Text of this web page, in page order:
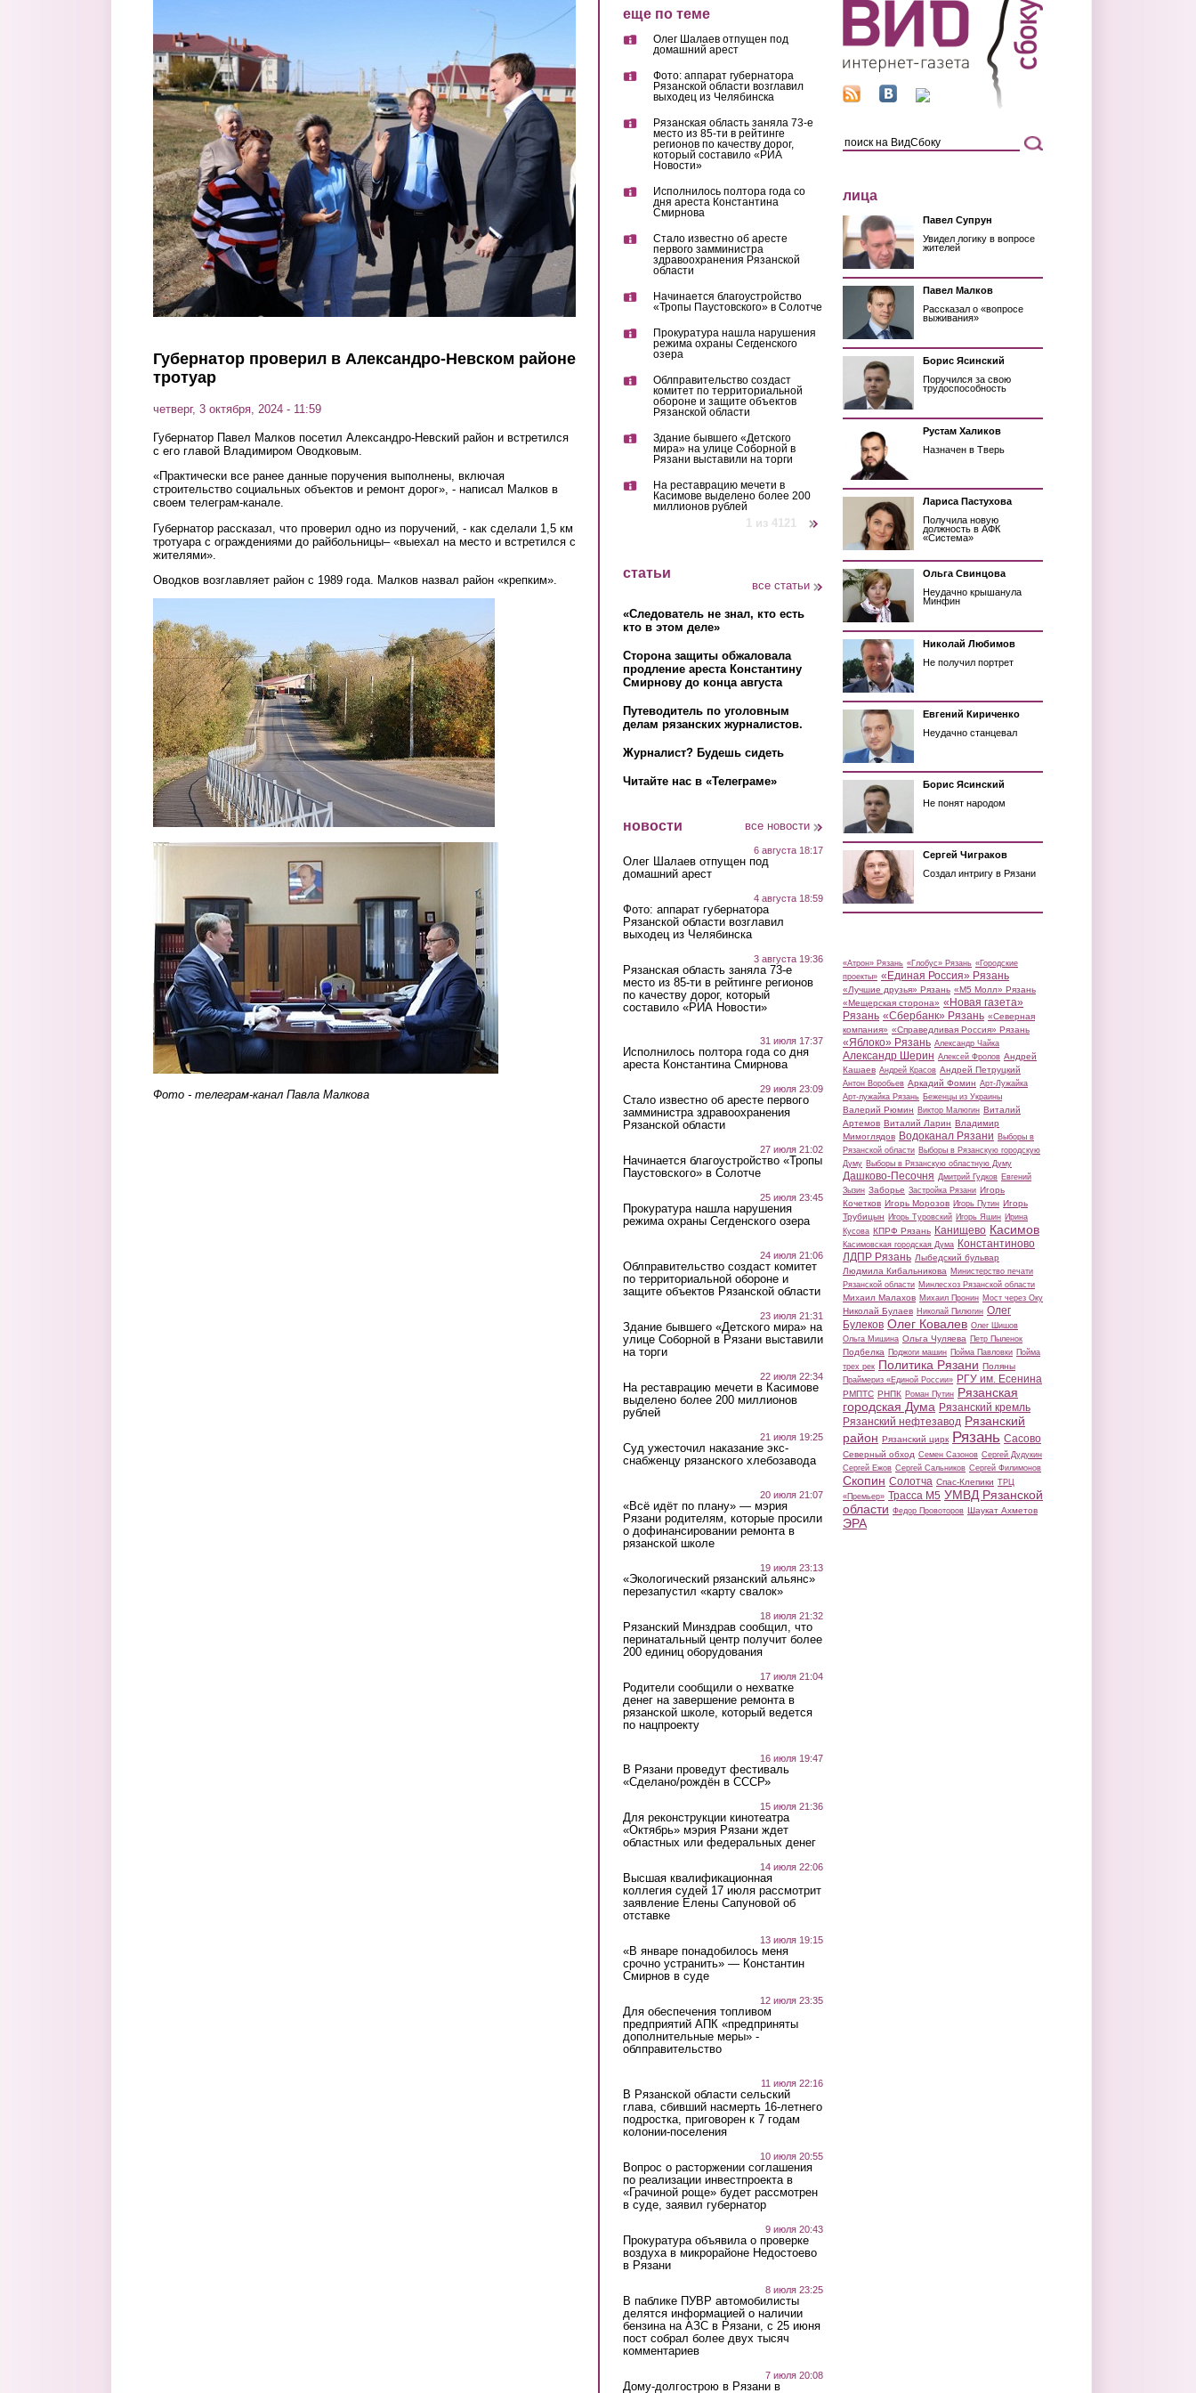
Губернатор проверил в Александро-Невском районе
тротуар
четверг, 3 октября, 2024 - 11:59
Губернатор Павел Малков посетил Александро-Невский район и встретился
с его главой Владимиром Оводковым.
«Практически все ранее данные поручения выполнены, включая
строительство социальных объектов и ремонт дорог», - написал Малков в
своем телеграм-канале.
Губернатор рассказал, что проверил одно из поручений, - как сделали 1,5 км
тротуара с ограждениями до райбольницы– «выехал на место и встретился с
жителями».
Оводков возглавляет район c 1989 года. Малков назвал район «крепким».
Фото - телеграм-канал Павла Малкова
еще по теме
Олег Шалаев отпущен под
домашний арест
Фото: аппарат губернатора
Рязанской области возглавил
выходец из Челябинска
Рязанская область заняла 73-е
место из 85-ти в рейтинге
регионов по качеству дорог,
который составило «РИА
Новости»
Исполнилось полтора года со
дня ареста Константина
Смирнова
Стало известно об аресте
первого замминистра
здравоохранения Рязанской
области
Начинается благоустройство
«Тропы Паустовского» в Солотче
Прокуратура нашла нарушения
режима охраны Сегденского
озера
Облправительство создаст
комитет по территориальной
обороне и защите объектов
Рязанской области
Здание бывшего «Детского
мира» на улице Соборной в
Рязани выставили на торги
На реставрацию мечети в
Касимове выделено более 200
миллионов рублей
1 из 4121
статьи
все статьи
«Следователь не знал, кто есть
кто в этом деле»
Сторона защиты обжаловала
продление ареста Константину
Смирнову до конца августа
Путеводитель по уголовным
делам рязанских журналистов.
Журналист? Будешь сидеть
Читайте нас в «Телеграме»
новости все новости
6 августа 18:17
Олег Шалаев отпущен под
домашний арест
4 августа 18:59
Фото: аппарат губернатора
Рязанской области возглавил
выходец из Челябинска
3 августа 19:36
Рязанская область заняла 73-е
место из 85-ти в рейтинге регионов
по качеству дорог, который
составило «РИА Новости»
31 июля 17:37
Исполнилось полтора года со дня
ареста Константина Смирнова
29 июля 23:09
Стало известно об аресте первого
замминистра здравоохранения
Рязанской области
27 июля 21:02
Начинается благоустройство «Тропы
Паустовского» в Солотче
25 июля 23:45
Прокуратура нашла нарушения
режима охраны Сегденского озера
24 июля 21:06
Облправительство создаст комитет
по территориальной обороне и
защите объектов Рязанской области
23 июля 21:31
Здание бывшего «Детского мира» на
улице Соборной в Рязани выставили
на торги
22 июля 22:34
На реставрацию мечети в Касимове
выделено более 200 миллионов
рублей
21 июля 19:25
Суд ужесточил наказание экс-
снабженцу рязанского хлебозавода
20 июля 21:07
«Всё идёт по плану» — мэрия
Рязани родителям, которые просили
о дофинансировании ремонта в
рязанской школе
19 июля 23:13
«Экологический рязанский альянс»
перезапустил «карту свалок»
18 июля 21:32
Рязанский Минздрав сообщил, что
перинатальный центр получит более
200 единиц оборудования
17 июля 21:04
Родители сообщили о нехватке
денег на завершение ремонта в
рязанской школе, который ведется
по нацпроекту
16 июля 19:47
В Рязани проведут фестиваль
«Сделано/рождён в СССР»
15 июля 21:36
Для реконструкции кинотеатра
«Октябрь» мэрия Рязани ждет
областных или федеральных денег
14 июля 22:06
Высшая квалификационная
коллегия судей 17 июля рассмотрит
заявление Елены Сапуновой об
отставке
13 июля 19:15
«В январе понадобилось меня
срочно устранить» — Константин
Смирнов в суде
12 июля 23:35
Для обеспечения топливом
предприятий АПК «предприняты
дополнительные меры» -
облправительство
11 июля 22:16
В Рязанской области сельский
глава, сбивший насмерть 16-летнего
подростка, приговорен к 7 годам
колонии-поселения
10 июля 20:55
Вопрос о расторжении соглашения
по реализации инвестпроекта в
«Грачиной роще» будет рассмотрен
в суде, заявил губернатор
9 июля 20:43
Прокуратура объявила о проверке
воздуха в микрорайоне Недостоево
в Рязани
8 июля 23:25
В паблике ПУВР автомобилисты
делятся информацией о наличии
бензина на АЗС в Рязани, с 25 июня
пост собрал более двух тысяч
комментариев
7 июля 20:08
Дому-долгострою в Рязани в
лица
Павел Супрун
Увидел логику в вопросе
жителей
Павел Малков
Рассказал о «вопросе
выживания»
Борис Ясинский
Поручился за свою
трудоспособность
Рустам Халиков
Назначен в Тверь
Лариса Пастухова
Получила новую
должность в АФК
«Система»
Ольга Свинцова
Неудачно крышанула
Минфин
Николай Любимов
Не получил портрет
Евгений Кириченко
Неудачно станцевал
Борис Ясинский
Не понят народом
Сергей Чиграков
Создал интригу в Рязани
«Атрон» Рязань «Глобус» Рязань «Городские
проекты» «Единая Россия» Рязань
«Лучшие друзья» Рязань «М5 Молл» Рязань
«Мещерская сторона» «Новая газета»
Рязань «Сбербанк» Рязань «Северная
компания» «Справедливая Россия» Рязань
«Яблоко» Рязань Александр Чайка
Александр Шерин Алексей Фролов Андрей
Кашаев Андрей Красов Андрей Петруцкий
Антон Воробьев Аркадий Фомин Арт-Лужайка
Арт-лужайка Рязань Беженцы из Украины
Валерий Рюмин Виктор Малюгин Виталий
Артемов Виталий Ларин Владимир
Мимоглядов Водоканал Рязани Выборы в
Рязанской области Выборы в Рязанскую городскую
Думу Выборы в Рязанскую областную Думу
Дашково-Песочня Дмитрий Гудков Евгений
Зызин Заборье Застройка Рязани Игорь
Кочетков Игорь Морозов Игорь Путин Игорь
Трубицын Игорь Туровский Игорь Яшин Ирина
Кусова КПРФ Рязань Канищево Касимов
Касимовская городская Дума Константиново
ЛДПР Рязань Лыбедский бульвар
Людмила Кибальникова Министерство печати
Рязанской области Минлесхоз Рязанской области
Михаил Малахов Михаил Пронин Мост через Оку
Николай Булаев Николай Пилюгин Олег
Булеков Олег Ковалев Олег Шишов
Ольга Мишина Ольга Чуляева Петр Пыленок
Подбелка Поджоги машин Пойма Павловки Пойма
трех рек Политика Рязани Поляны
Праймериз «Единой России» РГУ им. Есенина
РМПТС РНПК Роман Путин Рязанская
городская Дума Рязанский кремль
Рязанский нефтезавод Рязанский
район Рязанский цирк Рязань Сасово
Северный обход Семен Сазонов Сергей Дудукин
Сергей Ежов Сергей Сальников Сергей Филимонов
Скопин Солотча Спас-Клепики ТРЦ
«Премьер» Трасса М5 УМВД Рязанской
области Федор Провоторов Шаукат Ахметов
ЭРА